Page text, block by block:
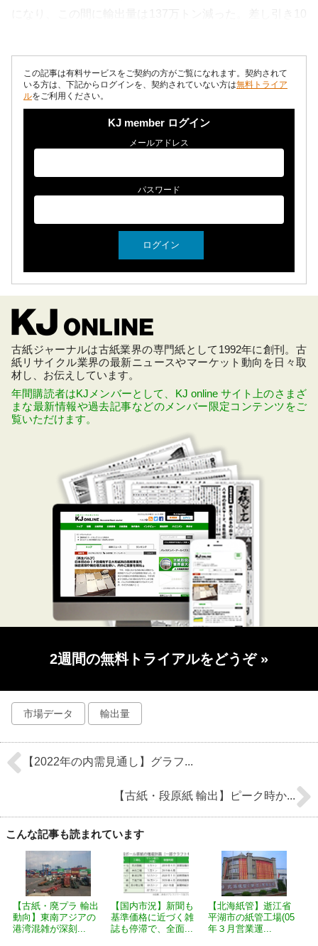
この記事は有料サービスをご契約の方がご覧になれます。契約されて
いる方は、下記からログインを、契約されていない方は無料トライア
ルをご利用ください。
KJ member ログイン
メールアドレス
パスワード
古紙ジャーナルは古紙業界の専門紙として1992年に創刊。古
紙リサイクル業界の最新ニュースやマーケット動向を日々取
材し、お伝えしています。
年間購読者はKJメンバーとして、KJ online サイト上のさまざ
まな最新情報や過去記事などのメンバー限定コンテンツをご
覧いただけます。
2週間の無料トライアルをどうぞ »
市場データ 輸出量
【2022年の内需見通し】グラフ...
【古紙・段原紙 輸出】ピーク時か...
こんな記事も読まれています
【古紙・廃プラ 輸出
動向】東南アジアの
港湾混雑が深刻...
【国内市況】新聞も
基準価格に近づく雑
誌も停滞で、全面...
【北海紙管】逝江省
平湖市の紙管工場(05
年３月営業運...